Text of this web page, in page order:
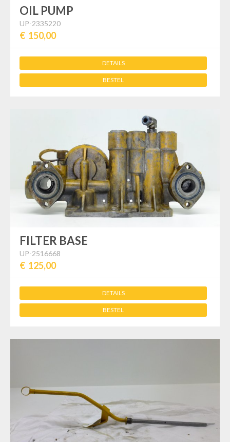
OIL PUMP
UP-2335220
€ 150,00
DETAILS
BESTEL
FILTER BASE
UP-2516668
€ 125,00
DETAILS
BESTEL